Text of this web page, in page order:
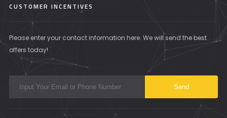
CUSTOMER INCENTIVES
Please enter your contact information here. We will send the best
offers today!